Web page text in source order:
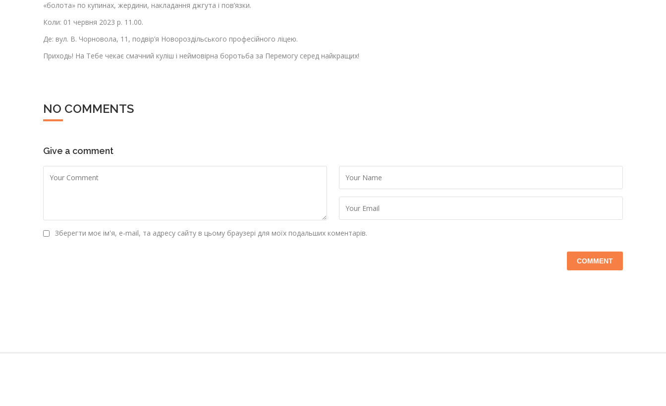
«болота» по купинах, жердини, накладання джгута і пов’язки.
Коли: 01 червня 2023 р. 11.00.
Де: вул. В. Чорновола, 11, подвір’я Новороздільського професійного ліцею.
Приходь! На Тебе чекає смачний куліш і неймовірна боротьба за Перемогу серед найкращих!
NO COMMENTS
Give a comment
Зберегти моє ім'я, e-mail, та адресу сайту в цьому браузері для моїх подальших коментарів.